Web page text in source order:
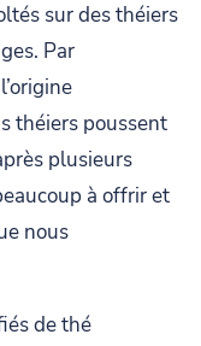
sur des théiers
Par
théiers poussent
plusieurs
à offrir et
nous
de thé